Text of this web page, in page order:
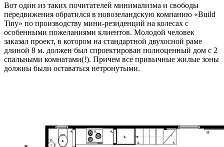
Вот один из таких почитателей минимализма и свободы
передвижения обратился в новозеландскую компанию «Build
Tiny» по производству мини-резиденций на колесах с
особенными пожеланиями клиентов. Молодой человек
заказал проект, в котором на стандартной двухосной раме
длиной 8 м. должен был спроектирован полноценный дом с 2
спальными комнатами(!). Причем все привычные жилые зоны
должны были оставаться нетронутыми.